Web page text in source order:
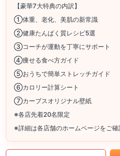
【豪華7大特典の内訳】
①体重、老化、美肌の新常識
②健康たんぱく質レシピ5選
③コーチが運動を丁寧にサポート
④痩せる食べ方ガイド
⑤おうちで簡単ストレッチガイド
⑥カロリー計算シート
⑦カーブスオリジナル壁紙
※各店先着20名限定
※詳細は各店舗のホームページをご確